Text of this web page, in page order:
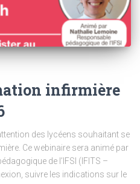
infirmière
des lycéens souhaitant se
Ce webinaire sera animé par
de l’IFSI (IFITS –
suivre les indications sur le